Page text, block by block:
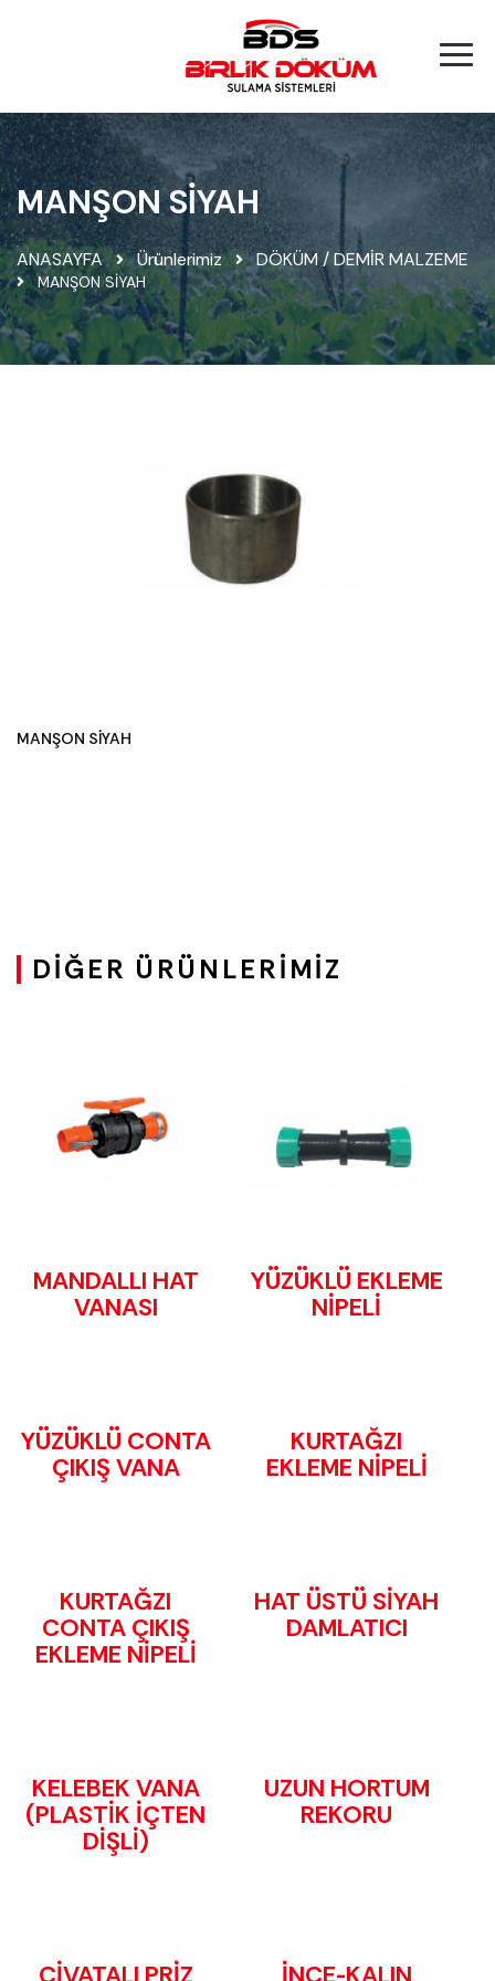
MANŞON SİYAH
ANASAYFA Ürünlerimiz DÖKÜM / DEMİR MALZEME
MANŞON SİYAH
MANŞON SİYAH
DIĞER ÜRÜNLERIMIZ
MANDALLI HAT
VANASI
YÜZÜKLÜ EKLEME
NİPELİ
YÜZÜKLÜ CONTA
ÇIKIŞ VANA
KURTAĞZI
EKLEME NİPELİ
KURTAĞZI
CONTA ÇIKIŞ
EKLEME NİPELİ
HAT ÜSTÜ SİYAH
DAMLATICI
KELEBEK VANA
(PLASTİK İÇTEN
DİŞLİ)
UZUN HORTUM
REKORU